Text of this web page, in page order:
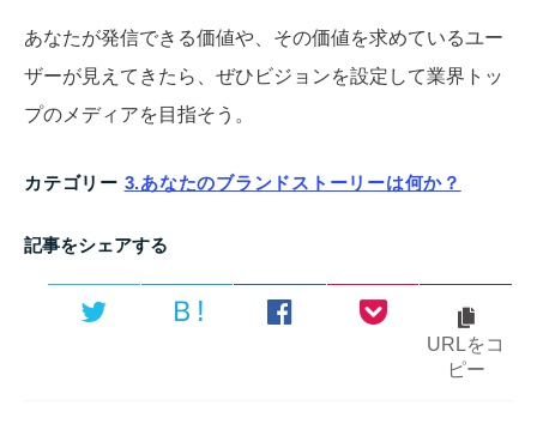
あなたが発信できる価値や、その価値を求めているユー
ザーが見えてきたら、ぜひビジョンを設定して業界トッ
プのメディアを目指そう。
カテゴリー 3.あなたのブランドストーリーは何か？
記事をシェアする
Ｂ!
URLをコ
ピー